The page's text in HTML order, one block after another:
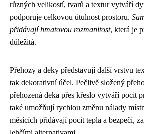
různých velikostí, tvarů a textur vytváří
podporuje celkovou útulnost prostoru.
přidávají hmatovou rozmanitost, která je
důležitá.
Přehozy a deky představují další vrstvu
tak dekorativní účel. Pečlivě složený
přehozená deka přes křeslo vytváří pocit
také umožňují rychlou změnu nálady
měsících přidávají pocit tepla a bezpečí,